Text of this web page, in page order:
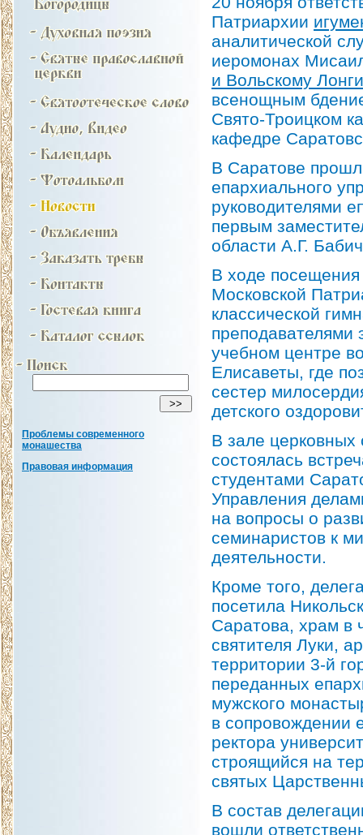
Проблемы современного
монашества
Правовая информация
Патриархии
аналитической
иеромонах
и Вольскому
всенощным
Свято-Троицком
кафедре
В Саратове
епархиального
руководителями
первым
области А.Г.
В ходе посещения
Московской
классической
преподавателями
учебном центре
Елисаветы, где
сестер
детского
В зале церковных
состоялась
студентами
Управления
на вопросы о
семинаристов к
деятельности.
Кроме того,
посетила
Саратова, храм в
святителя Луки,
территории 3-й
переданных
мужского
в сопровождении
ректора
строящийся на
святых
В состав
вошли